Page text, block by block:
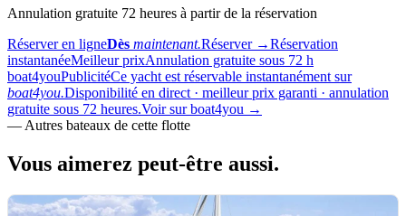
Annulation gratuite 72 heures à partir de la réservation
Réserver en ligneDès maintenant.Réserver →Réservation
instantanéeMeilleur prixAnnulation gratuite sous 72 h
boat4youPublicitéCe yacht est réservable instantanément sur
boat4you.Disponibilité en direct · meilleur prix garanti · annulation
gratuite sous 72 heures.Voir sur boat4you →
— Autres bateaux de cette flotte
Vous aimerez peut-être aussi.